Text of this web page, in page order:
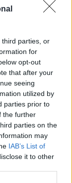
third parties, or
for
opt-out
that after your
seeing
utilized by
parties prior to
the further
parties on the
may
IAB’s List of
it to other
Oasis
την επανένωση
Live